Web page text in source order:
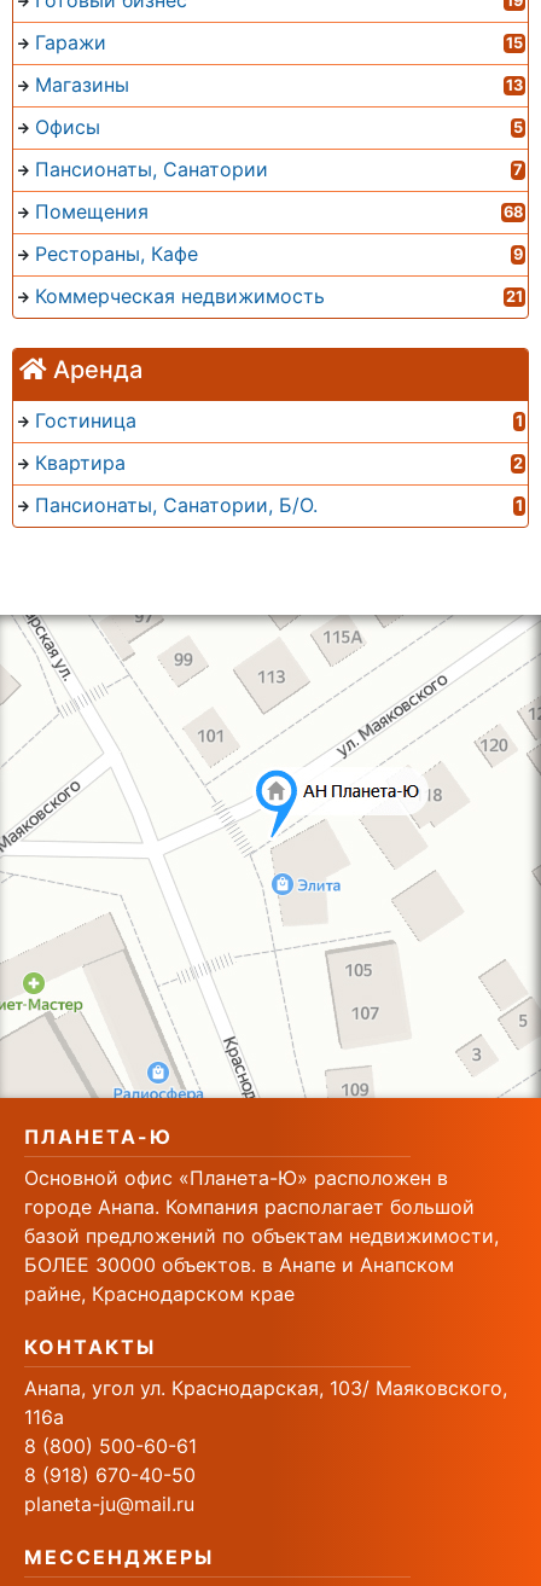
Гаражи 15
Магазины 13
Офисы 5
Пансионаты, Санатории 7
Помещения 68
Рестораны, Кафе 9
Коммерческая недвижимость 21
Аренда
Гостиница 1
Квартира 2
Пансионаты, Санатории, Б/О. 1
ПЛАНЕТА-Ю
Основной офис «Планета-Ю» расположен в
городе Анапа. Компания располагает большой
базой предложений по объектам недвижимости,
БОЛЕЕ 30000 объектов. в Анапе и Анапском
райне, Краснодарском крае
КОНТАКТЫ
Анапа, угол ул. Краснодарская, 103/ Маяковского,
116а
8 (800) 500-60-61
8 (918) 670-40-50
planeta-ju@mail.ru
МЕССЕНДЖЕРЫ